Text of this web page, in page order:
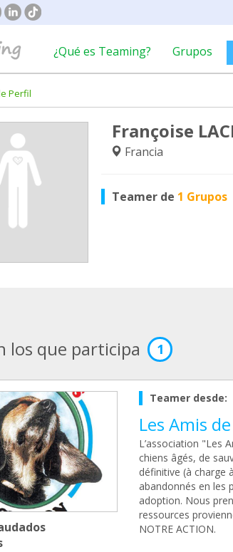
¿Qué es Teaming? Grupos
Perfil
Françoise
Francia
Teamer de 1 Grupos
los que participa 1
Teamer desde:
Les Amis
L’association "Les
chiens âgés, de
définitive (à charge
abandonnés en les
adoption. Nous
ressources
NOTRE ACTION.